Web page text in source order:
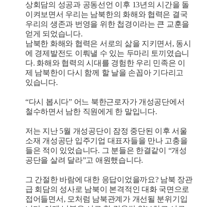
상회담의 성공과 공동선언 이후 13년의 시간을 돌
이켜보면서 우리는 남북한의 화해와 협력은 결국
우리의 생존과 번영을 위한 첩경이라는 큰 교훈을
얻게 되었습니다.
남북한 화해와 협력은 서로의 삶을 지키면서, 동시
에 경제발전도 이뤄낼 수 있는 두마리 토끼였습니
다. 화해와 협력의 시대를 경험한 우리 민족은 이
제 남북한이 다시 함께 할 날을 손꼽아 기다리고
있습니다.
“다시 봅시다” 어느 북한근로자가 개성공단에서
철수하면서 남한 직원에게 한 말입니다.
저는 지난 5월 개성공단이 잠정 중단된 이후 서울
소재 개성공단 입주기업 대표자들을 만나 고충을
들은 적이 있었습니다. 그 분들은 한결같이 “개성
공단을 살려 달라”고 애원했습니다.
그 간절한 바람에 대한 응답이었을까요? 남북 장관
급 회담의 성사로 남북이 본격적인 대화 국면으로
접어들면서, 모처럼 남북관계가 개선될 분위기입